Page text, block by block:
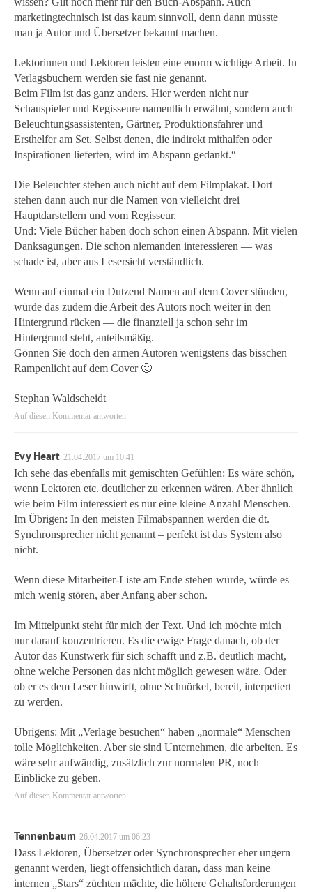
marketingtechnisch ist das kaum sinnvoll, denn dann müsste
man ja Autor und Übersetzer bekannt machen.
Lektorinnen und Lektoren leisten eine enorm wichtige Arbeit. In
Verlagsbüchern werden sie fast nie genannt.
Beim Film ist das ganz anders. Hier werden nicht nur
Schauspieler und Regisseure namentlich erwähnt, sondern auch
Beleuchtungsassistenten, Gärtner, Produktionsfahrer und
Ersthelfer am Set. Selbst denen, die indirekt mithalfen oder
Inspirationen lieferten, wird im Abspann gedankt.“
Die Beleuchter stehen auch nicht auf dem Filmplakat. Dort
stehen dann auch nur die Namen von vielleicht drei
Hauptdarstellern und vom Regisseur.
Und: Viele Bücher haben doch schon einen Abspann. Mit vielen
Danksagungen. Die schon niemanden interessieren — was
schade ist, aber aus Lesersicht verständlich.
Wenn auf einmal ein Dutzend Namen auf dem Cover stünden,
würde das zudem die Arbeit des Autors noch weiter in den
Hintergrund rücken — die finanziell ja schon sehr im
Hintergrund steht, anteilsmäßig.
Gönnen Sie doch den armen Autoren wenigstens das bisschen
Rampenlicht auf dem Cover 🙂
Stephan Waldscheidt
Auf diesen Kommentar antworten
Evy Heart 21.04.2017 um 10:41
Ich sehe das ebenfalls mit gemischten Gefühlen: Es wäre schön,
wenn Lektoren etc. deutlicher zu erkennen wären. Aber ähnlich
wie beim Film interessiert es nur eine kleine Anzahl Menschen.
Im Übrigen: In den meisten Filmabspannen werden die dt.
Synchronsprecher nicht genannt – perfekt ist das System also
nicht.
Wenn diese Mitarbeiter-Liste am Ende stehen würde, würde es
mich wenig stören, aber Anfang aber schon.
Im Mittelpunkt steht für mich der Text. Und ich möchte mich
nur darauf konzentrieren. Es die ewige Frage danach, ob der
Autor das Kunstwerk für sich schafft und z.B. deutlich macht,
ohne welche Personen das nicht möglich gewesen wäre. Oder
ob er es dem Leser hinwirft, ohne Schnörkel, bereit, interpetiert
zu werden.
Übrigens: Mit „Verlage besuchen“ haben „normale“ Menschen
tolle Möglichkeiten. Aber sie sind Unternehmen, die arbeiten. Es
wäre sehr aufwändig, zusätzlich zur normalen PR, noch
Einblicke zu geben.
Auf diesen Kommentar antworten
Tennenbaum 26.04.2017 um 06:23
Dass Lektoren, Übersetzer oder Synchronsprecher eher ungern
genannt werden, liegt offensichtlich daran, dass man keine
internen „Stars“ züchten mächte, die höhere Gehaltsforderungen